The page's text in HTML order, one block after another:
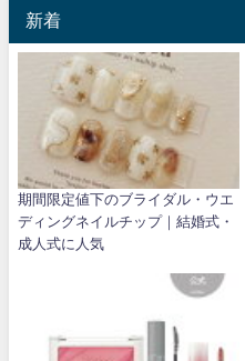
新着
期間限定値下のブライダル・ウエ
ディングネイルチップ｜結婚式・
成人式に人気